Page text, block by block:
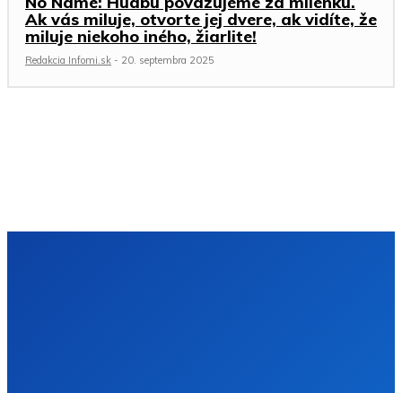
Ak vás miluje, otvorte jej dvere, ak vidíte, že
miluje niekoho iného, žiarlite!
Redakcia Infomi.sk - 20. septembra 2025